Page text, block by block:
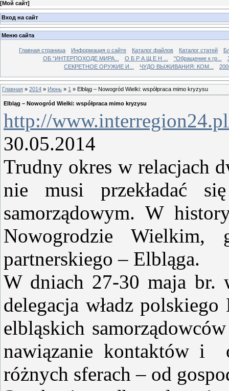
[Мой сайт]
Вход на сайт
Меню сайта
Главная страница Информация о сайте Каталог файлов Каталог статей
ОБ “ИНТЕРПОХОДЕ МИРА...
О Б Р А Щ Е Н ... "Обращение к гр...
СЕКРЕТНОЕ ОРУЖИЕ И...
ЧУДО ВЫЖИВАНИЯ: КОМ...
Главная » 2014 » Июнь » 1 » Elbląg – Nowogród Wielki: współpraca mimo kryzysu
Elbląg – Nowogród Wielki: współpraca mimo kryzysu
http://
30.05.2014
Trudny okres w relacjach
nie musi przekładać
samorządowym. W
Nowogrodzie Wielkim,
partnerskiego – Elbląga.
W dniach 27-30 maja br.
delegacja władz
elbląskich
nawiązanie kontaktów i
różnych sferach – od